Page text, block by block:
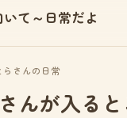
て～日常だよ
らさんの日常
んが入る